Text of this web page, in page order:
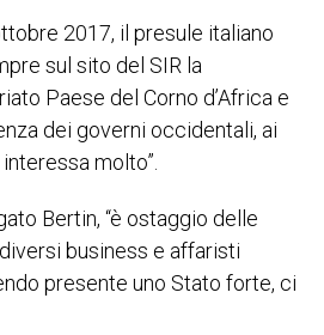
2017, il presule italiano
sul sito del SIR la
Paese del Corno d’Africa e
dei governi occidentali, ai
molto”.
Bertin, “è ostaggio delle
business e affaristi
presente uno Stato forte, ci